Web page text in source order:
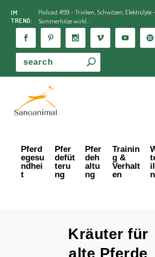
IM
TREND:
Podcast #59 - Trinken, Schwitzen, Elektrolyte
Sommerhitze wirkl...
Pferd
egesu
ndhei
t
Pfer
defüt
teru
ng
Pfer
deh
altu
ng
Trainin
g &
Verhalt
en
Kräuter für
alte Pferde